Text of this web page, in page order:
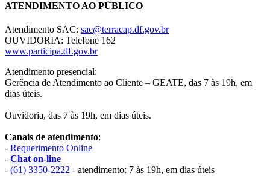
ATENDIMENTO AO PÚBLICO
Atendimento SAC: sac@terracap.df.gov.br
OUVIDORIA: Telefone 162
www.participa.df.gov.br
Atendimento presencial:
Gerência de Atendimento ao Cliente – GEATE, das 7 às 19h, em
dias úteis.
Ouvidoria, das 7 às 19h, em dias úteis.
Canais de atendimento:
- Requerimento Online
- Chat on-line
- (61) 3350-2222 - atendimento: 7 às 19h, em dias úteis